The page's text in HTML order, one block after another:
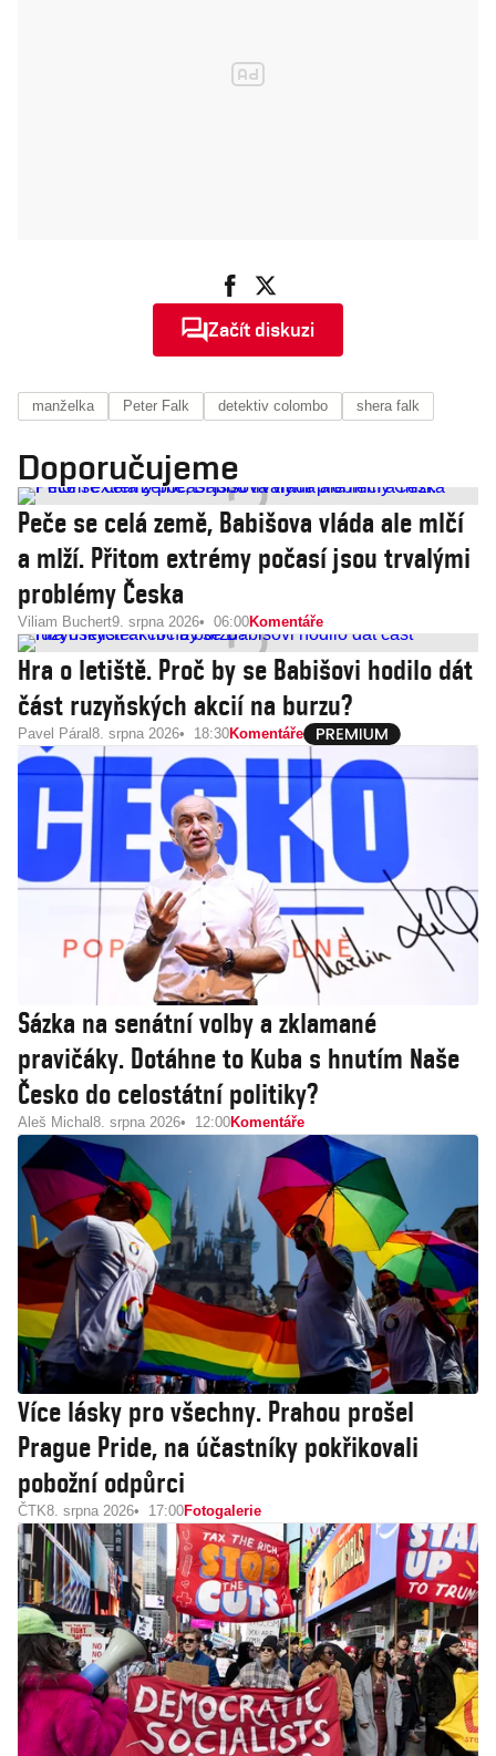
Začít diskuzi
manželka Peter Falk detektiv colombo shera falk
Doporučujeme
Peče se celá země, Babišova vláda ale mlčí
a mlží. Přitom extrémy počasí jsou trvalými
problémy Česka
Viliam Buchert9. srpna 2026 06:00Komentáře
Hra o letiště. Proč by se Babišovi hodilo dát
část ruzyňských akcií na burzu?
Pavel Páral 8. srpna 2026 18:30Komentáře
Sázka na senátní volby a zklamané
pravičáky. Dotáhne to Kuba s hnutím Naše
Česko do celostátní politiky?
Aleš Michal 8. srpna 2026 12:00Komentáře
Více lásky pro všechny. Prahou prošel
Prague Pride, na účastníky pokřikovali
pobožní odpůrci
ČTK8. srpna 2026 17:00Fotogalerie